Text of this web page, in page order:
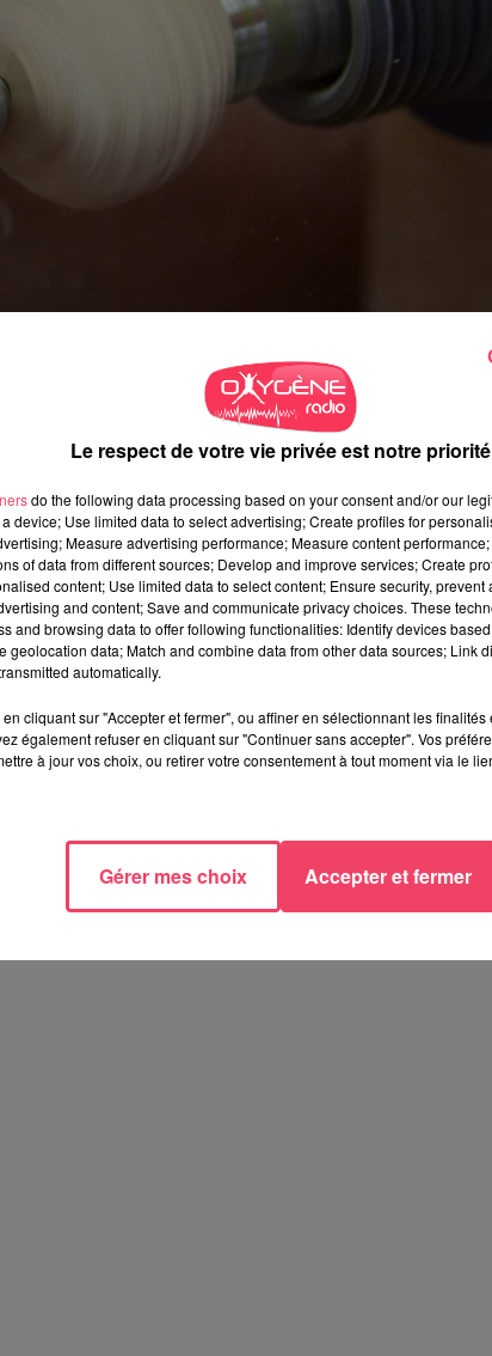
grands projets.
et ses chantiers.
un environnement de travail dynamique et
aux résultats
Le respect de votre vie privée est notre priorité
do the following data processing based on your consent and/or our
device; Use limited data to select advertising; Create profiles for
Measure advertising performance; Measure content
of data from different sources; Develop and improve services; Create
content; Use limited data to select content; Ensure security, prevent
and content; Save and communicate privacy choices. These
and browsing data to offer following functionalities: Identify devices
geolocation data; Match and combine data from other data sources; Link
automatically.
cliquant sur "Accepter et fermer", ou affiner en sélectionnant les
également refuser en cliquant sur "Continuer sans accepter". Vos
à jour vos choix, ou retirer votre consentement à tout moment via le
Gérer mes choix Accepter et fermer